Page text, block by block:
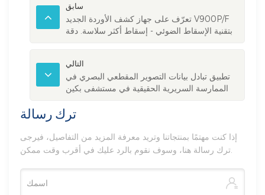
سابق
تعرّف على جهاز كشف الأوردة الجديد V900P/F
بتقنية الإسقاط الضوئي - إسقاط أكثر سلاسة. دقة
التالي
تطبيق تبادل بيانات التصوير المقطعي البصري في
الممارسة السريرية الحقيقية في مستشفى بكين
ترك رسالة
إذا كنت مهتمًا بمنتجاتنا وتريد معرفة المزيد من التفاصيل، فيرجى